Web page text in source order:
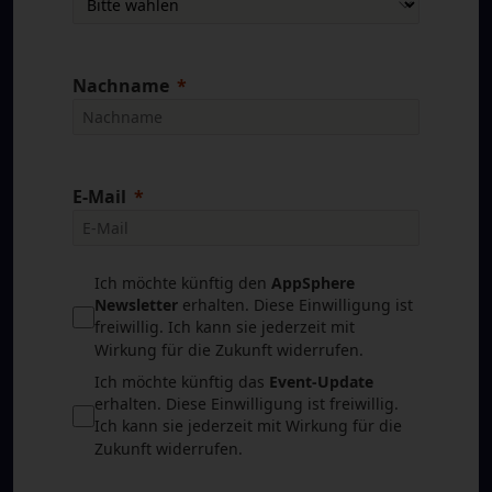
Nachname
E-Mail
Ich möchte künftig den AppSphere
Newsletter erhalten. Diese Einwilligung ist
freiwillig. Ich kann sie jederzeit mit
Wirkung für die Zukunft widerrufen.
Ich möchte künftig das Event-Update
erhalten. Diese Einwilligung ist freiwillig.
Ich kann sie jederzeit mit Wirkung für die
Zukunft widerrufen.
15. Juni 2026
Microsoft kündigt Preisanpassungen für Microsoft
365 ab Juli 2026 an